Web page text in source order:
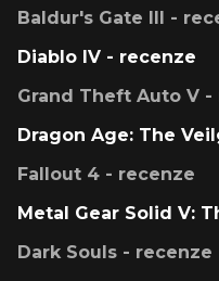
Baldur's Gate III -
Diablo IV - recenze
Grand Theft Auto V -
Dragon Age: The
Fallout 4 - recenze
Metal Gear Solid V:
Dark Souls - recenze